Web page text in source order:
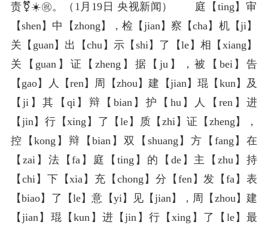
责⚧️☀️㊗️。（1月19日 央视新闻） 庭【ting】审
【shen】中【zhong】，检【jian】察【cha】机【ji】
关【guan】出【chu】示【shi】了【le】相【xiang】
关【guan】证【zheng】据【ju】，被【bei】告
【gao】人【ren】周【zhou】建【jian】琨【kun】及
【ji】其【qi】辩【bian】护【hu】人【ren】进
【jin】行【xing】了【le】质【zhi】证【zheng】，
控【kong】辩【bian】双【shuang】方【fang】在
【zai】法【fa】庭【ting】的【de】主【zhu】持
【chi】下【xia】充【chong】分【fen】发【fa】表
【biao】了【le】意【yi】见【jian】，周【zhou】建
【jian】琨【kun】进【jin】行【xing】了【le】最